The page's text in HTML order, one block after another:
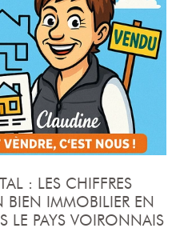
: LES CHIFFRES
BIEN IMMOBILIER EN
LE PAYS VOIRONNAIS